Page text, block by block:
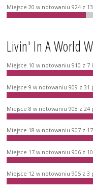
Miejsce 20 w notowaniu 924 z
Livin' In A World
Miejsce 10 w notowaniu 910 z
Miejsce 9 w notowaniu 909 z
Miejsce 8 w notowaniu 908 z
Miejsce 18 w notowaniu 907 z
Miejsce 17 w notowaniu 906 z
Miejsce 12 w notowaniu 905 z